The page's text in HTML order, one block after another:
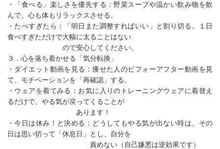
・「食べる」楽しさを優先する：野菜スープや温かい飲み物を飲
んで、心も体もリラックスさせる。
・たべすぎたら：「明日また調整すればいい」と割り切る。１日
食べすぎただけで大幅に太ることはない
ので安心してください。
３．心を落ち着かせる「気分転換」
・ダイエット動画を見る：痩せた人のビフォーアフター動画を見
て、モチベーションを「再確認」する。
・ウェアを着てみる：お気に入りのトレーニングウェアに着替え
るだけで、やる気が戻ってくることが
あります！
・今日は休み！と決める：どうしてもやる気が出ない時は、その
日は思い切って「休息日」とし、自分を
責めない（自己嫌悪は逆効果です）